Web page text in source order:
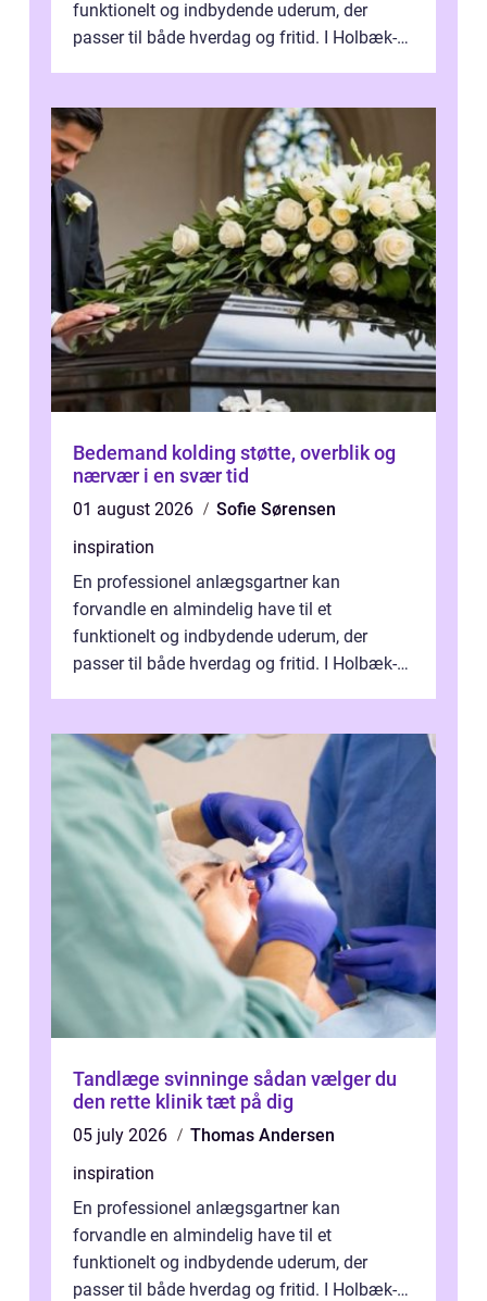
funktionelt og indbydende uderum, der
passer til både hverdag og fritid. I Holbæk-
Bedemand kolding støtte, overblik og
nærvær i en svær tid
01 august 2026
Sofie Sørensen
inspiration
En professionel anlægsgartner kan
forvandle en almindelig have til et
funktionelt og indbydende uderum, der
passer til både hverdag og fritid. I Holbæk-
Tandlæge svinninge sådan vælger du
den rette klinik tæt på dig
05 july 2026
Thomas Andersen
inspiration
En professionel anlægsgartner kan
forvandle en almindelig have til et
funktionelt og indbydende uderum, der
passer til både hverdag og fritid. I Holbæk-